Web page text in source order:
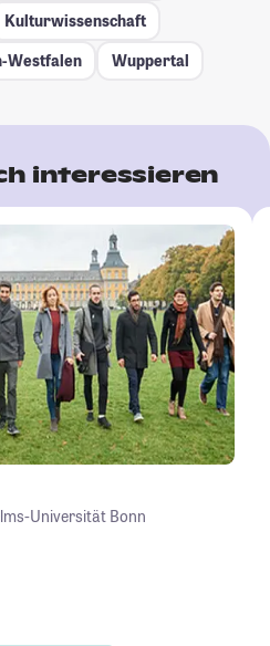
Kulturwissenschaft
Westfalen Wuppertal
interessieren
Universität Bonn